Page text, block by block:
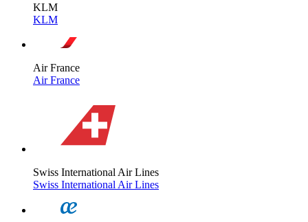
KLM
KLM
Air France
Air France
Swiss International Air Lines
Swiss International Air Lines